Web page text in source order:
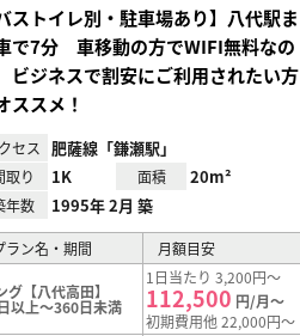
ストイレ別・駐車場あり】八代駅ま
で7分 車移動の方でWIFI無料なの
ジネスで割安にご利用されたい方
ススメ！
セス 肥薩線「鎌瀬駅」
取り 1K 面積 20m²
年数 1995年 2月 築
ラン名・期間 月額目安
グ【八代高田】
以上～360日未満
1日当たり 3,200円～
112,500 円/月～
初期費用他 22,000円～